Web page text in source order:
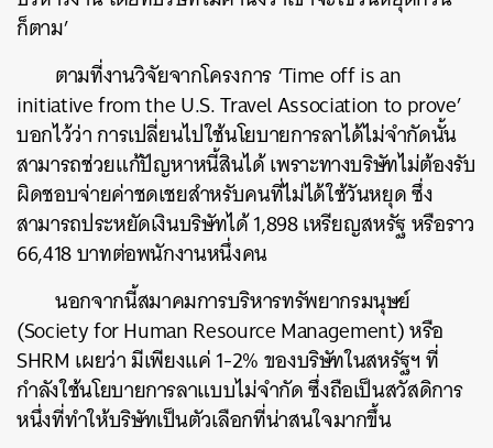
ก็ตาม’
ตามที่งานวิจัยจากโครงการ ‘Time off is an
initiative from the U.S. Travel Association to prove’
บอกไว้ว่า การเปลี่ยนไปใช้นโยบายการลาได้ไม่จำกัดนั้น
สามารถช่วยแก้ปัญหาหนี้สินได้ เพราะทางบริษัทไม่ต้องรับ
ผิดชอบจ่ายค่าชดเชยสำหรับคนที่ไม่ได้ใช้วันหยุด ซึ่ง
สามารถประหยัดเงินบริษัทได้ 1,898 เหรียญสหรัฐ หรือราว
66,418 บาทต่อพนักงานหนึ่งคน
นอกจากนี้สมาคมการบริหารทรัพยากรมนุษย์
(Society for Human Resource Management) หรือ
SHRM เผยว่า มีเพียงแค่ 1-2% ของบริษัทในสหรัฐฯ ที่
กำลังใช้นโยบายการลาแบบไม่จำกัด ซึ่งถือเป็นสวัสดิการ
หนึ่งที่ทำให้บริษัทเป็นตัวเลือกที่น่าสนใจมากขึ้น